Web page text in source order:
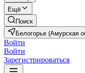
Ещё
Поиск
Белогорье (Амурская
Войти
Войти
Зарегистрироваться